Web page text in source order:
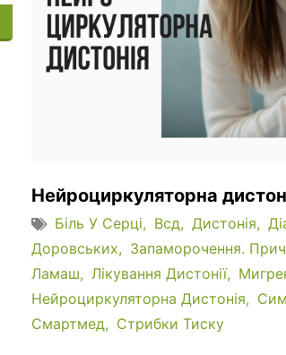
Нейроциркуляторна
Біль У Серці Всд Дистонія
Доровських
Запаморочення.
Ламаш
Лікування Дистонії
Нейроциркуляторна Дистонія
Смартмед
Стрибки Тиску